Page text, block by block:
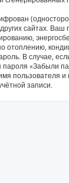
сайтах.
отоплению,
В случае,
пароля «Забыли
пользователя
записи.